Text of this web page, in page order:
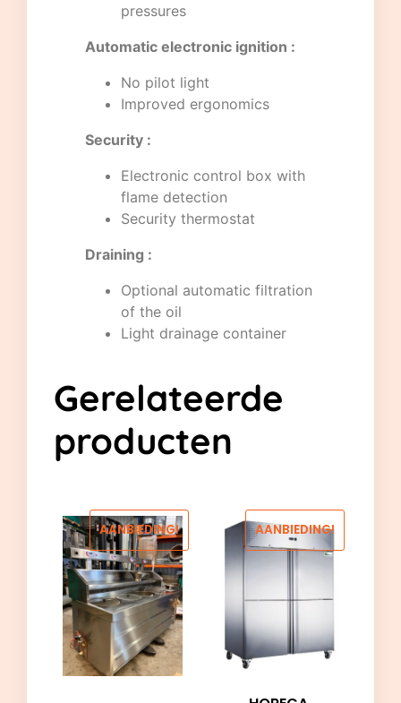
pressures
Automatic electronic ignition :
No pilot light
Improved ergonomics
Security :
Electronic control box with
flame detection
Security thermostat
Draining :
Optional automatic filtration
of the oil
Light drainage container
Gerelateerde
producten
AANBIEDING! AANBIEDING!